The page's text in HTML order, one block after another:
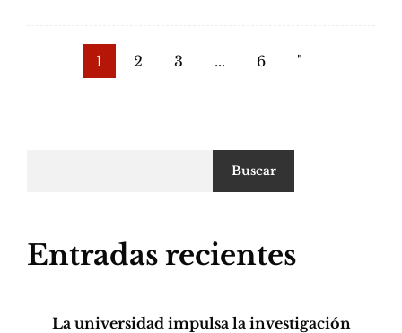
1 2 3 ... 6 "
Buscar
Entradas recientes
La universidad impulsa la investigación